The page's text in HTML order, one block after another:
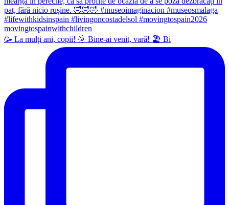
🥳 La mulți ani, copii! 🌞 Bine-ai venit, vară! 🏖 Bi